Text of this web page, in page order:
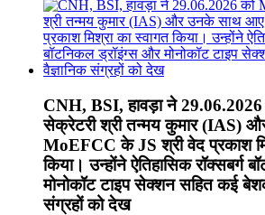
CNH, BSI, हावड़ा ने
सेक्रेटरी श्री तन्मय कुमार (IAS)
MoEFCC के JS श्री वेद प्रकाश
किया। उन्होंने ऐतिहासिक रॉक्सबर्ग
मोनोकॉट टाइप सेक्शन सहित कई
संग्रहों को देख